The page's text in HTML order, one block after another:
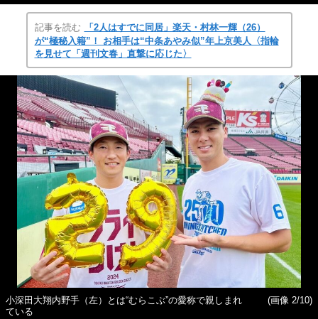
記事を読む
「2人はすでに同居」楽天・村林一輝（26）
が“極秘入籍”！ お相手は“中条あやみ似”年上京美人〈指輪
を見せて「週刊文春」直撃に応じた〉
小深田大翔内野手（左）とは“むらこぶ”の愛称で親しまれ
ている
(画像 2/10)